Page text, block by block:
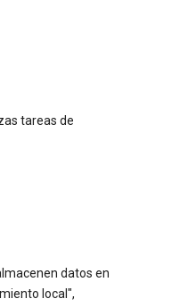
tareas de
datos en
local",